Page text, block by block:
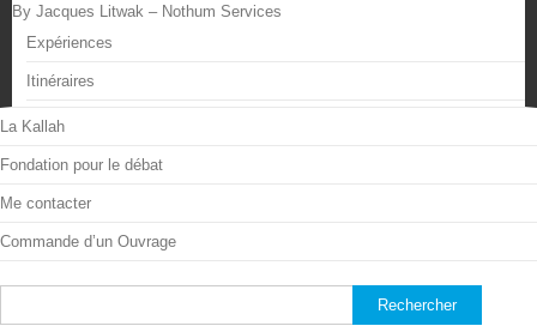
By Jacques Litwak – Nothum Services
Expériences
Itinéraires
La Kallah
Fondation pour le débat
Me contacter
Commande d’un Ouvrage